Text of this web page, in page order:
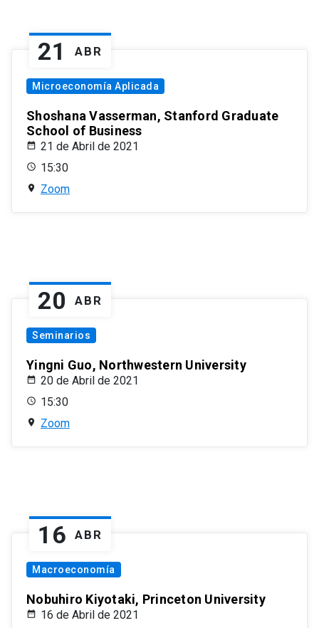
21 ABR
Microeconomía Aplicada
Shoshana Vasserman, Stanford Graduate
School of Business
21 de Abril de 2021
15:30
Zoom
20 ABR
Seminarios
Yingni Guo, Northwestern University
20 de Abril de 2021
15:30
Zoom
16 ABR
Macroeconomía
Nobuhiro Kiyotaki, Princeton University
16 de Abril de 2021